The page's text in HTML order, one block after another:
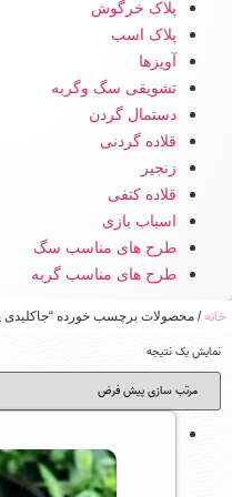
پلاک خرگوش
پلاک اسب
آویزها
تشویقی سگ وگربه
دستمال گردن
قلاده گردنی
زنجیر
قلاده کتفی
اسباب بازی
طرح های مناسب سگ
طرح های مناسب گربه
خانه/ محصولات برچسب خورده “جاکلیدی
نمایش یک نتیجه